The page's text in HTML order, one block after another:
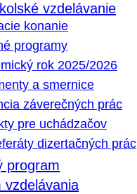
vzdelávanie
konanie
programy
rok 2025/2026
a smernice
záverečných prác
pre uchádzačov
dizertačných prác
program
vzdelávania